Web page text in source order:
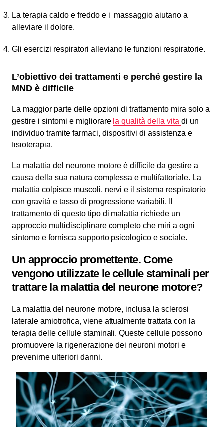
La terapia caldo e freddo e il massaggio aiutano a
alleviare il dolore.
Gli esercizi respiratori alleviano le funzioni respiratorie.
L’obiettivo dei trattamenti e perché gestire la
MND è difficile
La maggior parte delle opzioni di trattamento mira solo a
gestire i sintomi e migliorare la qualità della vita di un
individuo tramite farmaci, dispositivi di assistenza e
fisioterapia.
La malattia del neurone motore è difficile da gestire a
causa della sua natura complessa e multifattoriale. La
malattia colpisce muscoli, nervi e il sistema respiratorio
con gravità e tasso di progressione variabili. Il
trattamento di questo tipo di malattia richiede un
approccio multidisciplinare completo che miri a ogni
sintomo e fornisca supporto psicologico e sociale.
Un approccio promettente. Come
vengono utilizzate le cellule staminali per
trattare la malattia del neurone motore?
La malattia del neurone motore, inclusa la sclerosi
laterale amiotrofica, viene attualmente trattata con la
terapia delle cellule staminali. Queste cellule possono
promuovere la rigenerazione dei neuroni motori e
prevenirne ulteriori danni.